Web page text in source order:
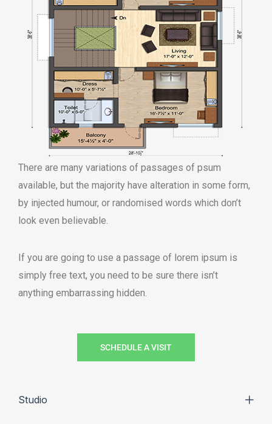
There are many variations of passages of psum
available, but the majority have alteration in some form,
by injected humour, or randomised words which don’t
look even believable.
If you are going to use a passage of lorem ipsum is
simply free text, you need to be sure there isn’t
anything embarrassing hidden.
SCHEDULE A VISIT
Studio